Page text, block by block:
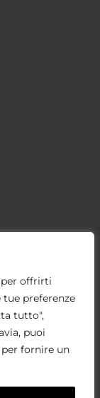
offrirti
preferenze
tutto",
puoi
fornire un